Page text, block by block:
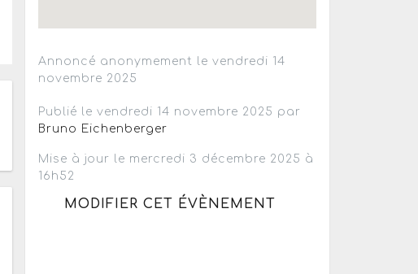
Annoncé anonymement le vendredi 14
novembre 2025
Publié le vendredi 14 novembre 2025 par
Bruno Eichenberger
Mise à jour le mercredi 3 décembre 2025 à
16h52
MODIFIER CET ÉVÈNEMENT